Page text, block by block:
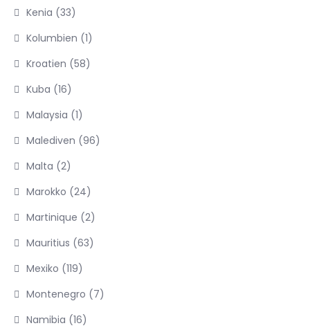
Kenia (33)
Kolumbien (1)
Kroatien (58)
Kuba (16)
Malaysia (1)
Malediven (96)
Malta (2)
Marokko (24)
Martinique (2)
Mauritius (63)
Mexiko (119)
Montenegro (7)
Namibia (16)